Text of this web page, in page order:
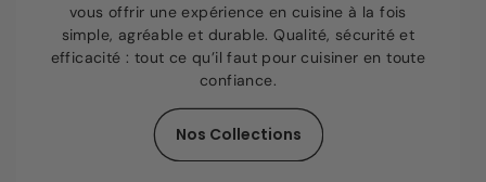
vous offrir une expérience en cuisine à la fois
simple, agréable et durable. Qualité, sécurité et
efficacité : tout ce qu’il faut pour cuisiner en toute
confiance.
Nos Collections